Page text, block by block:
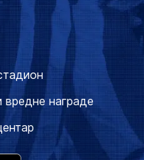
награде